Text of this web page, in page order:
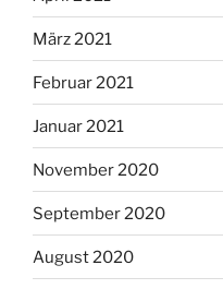
März 2021
Februar 2021
Januar 2021
November 2020
September 2020
August 2020